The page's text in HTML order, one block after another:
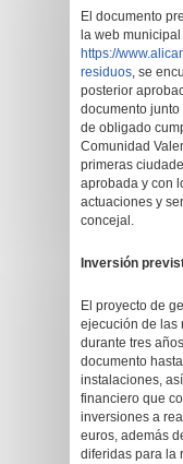
El documento
la web municipal
https://
residuos, se
posterior
documento
de obligado
Comunidad
primeras
aprobada y con
actuaciones y
concejal.
Inversión
El proyecto de
ejecución de las
durante tres
documento
instalaciones,
financiero que
inversiones a
euros, además
diferidas para la